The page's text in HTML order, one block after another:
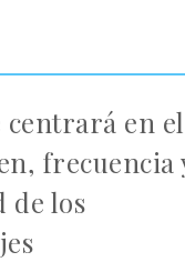
centrará en el
frecuencia
de los